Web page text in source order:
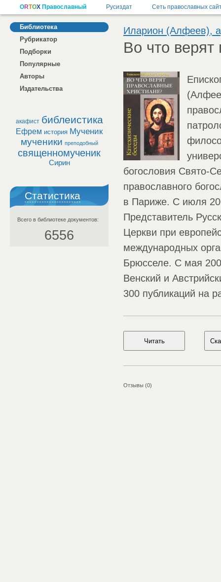
Библиотека
Рубрикатор
Подборки
Популярные
Авторы
Издательства
акафист библеистика
Ефрем история Мученик
мученики преподобный
священномученик
Сирин
Статистика
Всего в библиотеке документов:
6556
Иларион (Алфеев),
Во что верят
богословия Свято-
православного
в Париже. С июля
Представитель
Церкви при
международных
Брюсселе. С мая
Венский и
300 публикаций на
Отзывы (0)